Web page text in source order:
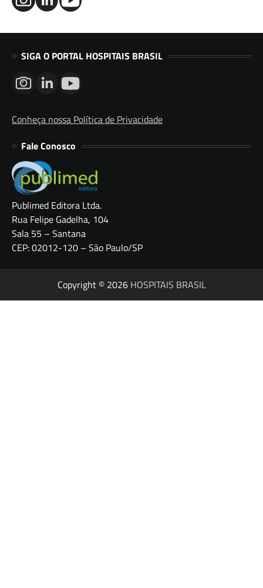
SIGA O PORTAL HOSPITAIS BRASIL
Conheça nossa Política de Privacidade
Fale Conosco
Publimed Editora Ltda.
Rua Felipe Gadelha, 104
Sala 55 – Santana
CEP: 02012-120 – São Paulo/SP
Copyright © 2026 HOSPITAIS BRASIL